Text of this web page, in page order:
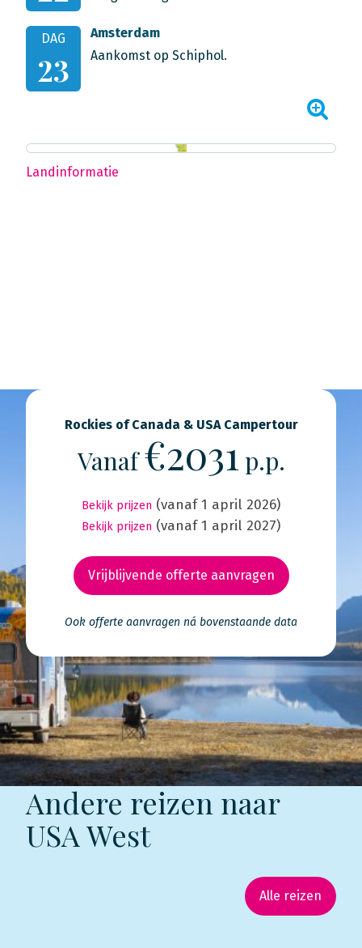
DAG
23
Amsterdam
Aankomst op Schiphol.
Landinformatie
Rockies of Canada & USA Campertour
Vanaf€2031 p.p.
Bekijk prijzen (vanaf 1 april 2026)
Bekijk prijzen (vanaf 1 april 2027)
Vrijblijvende offerte aanvragen
Ook offerte aanvragen ná bovenstaande data
Andere reizen naar
USA West
Alle reizen